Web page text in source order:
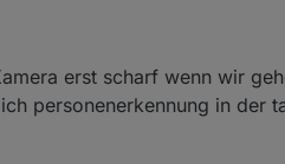
erst scharf wenn wir
personenerkennung in der